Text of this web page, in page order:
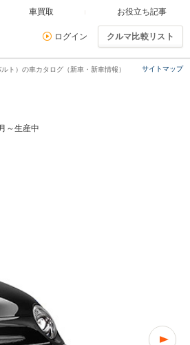
車買取 お役立ち記事
ログイン クルマ比較リスト
サイトマップ
ト）の車カタログ（新車・新車情報）
～生産中